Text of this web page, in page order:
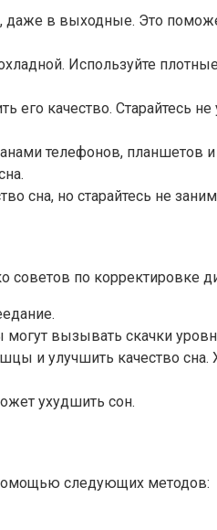
в выходные. Это
Используйте
качество. Старайтесь
телефонов,
сна, но старайтесь не
советов по корректировке
вызывать скачки
и улучшить качество
ухудшить сон.
следующих методов: